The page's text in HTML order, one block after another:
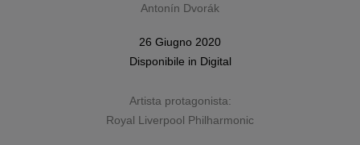
Antonín Dvorák
26 Giugno 2020
Disponibile in Digital
Artista protagonista:
Royal Liverpool Philharmonic